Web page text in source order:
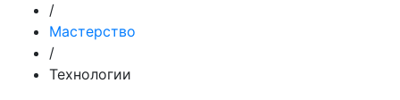
/
Мастерство
/
Технологии